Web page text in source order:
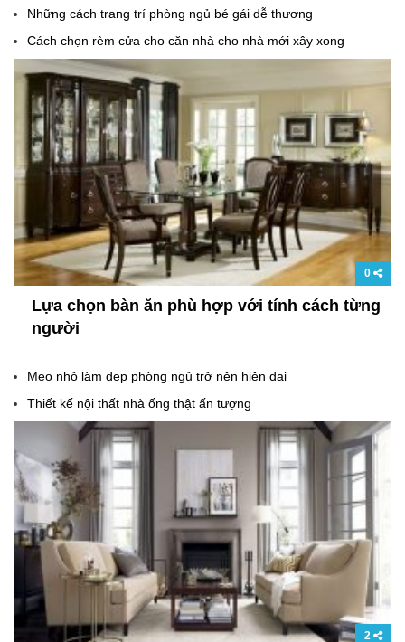
Những cách trang trí phòng ngủ bé gái dễ thương
Cách chọn rèm cửa cho căn nhà cho nhà mới xây xong
0
Lựa chọn bàn ăn phù hợp với tính cách từng
người
Mẹo nhỏ làm đẹp phòng ngủ trở nên hiện đại
Thiết kế nội thất nhà ống thật ấn tượng
2